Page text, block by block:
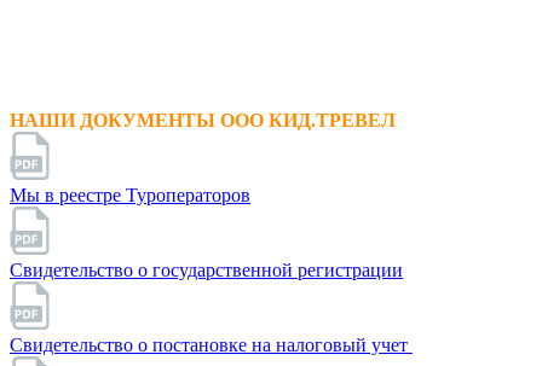
НАШИ ДОКУМЕНТЫ ООО КИД.ТРЕВЕЛ
Мы в реестре Туроператоров
Свидетельство о государственной регистрации
Свидетельство о постановке на налоговый учет